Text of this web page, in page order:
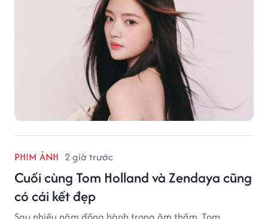
PHIM ẢNH 2 giờ trước
Cuối cùng Tom Holland và Zendaya cũng
có cái kết đẹp